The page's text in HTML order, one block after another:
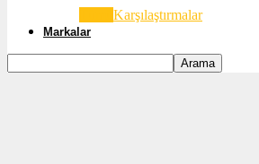
Karşılaştırmalar
Markalar